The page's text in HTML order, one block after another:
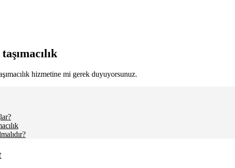
hizmetine mi gerek duyuyorsunuz.